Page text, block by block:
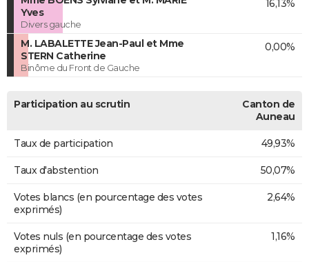
Yves
Divers gauche
16,13%
M. LABALETTE Jean-Paul et Mme
STERN Catherine
Binôme du Front de Gauche
0,00%
Participation au scrutin
Canton de
Auneau
Taux de participation 49,93%
Taux d'abstention 50,07%
Votes blancs (en pourcentage des votes
exprimés)
2,64%
Votes nuls (en pourcentage des votes
exprimés)
1,16%